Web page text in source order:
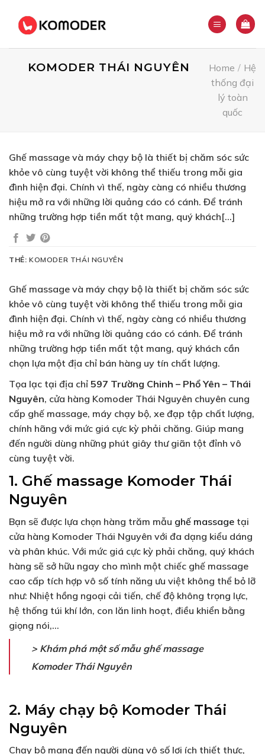
content
KOMODER THÁI NGUYÊN Home / Hệ
thống đại
lý toàn
quốc
Ghế massage và máy chạy bộ là thiết bị chăm sóc sức
khỏe vô cùng tuyệt vời không thể thiếu trong mỗi gia
đình hiện đại. Chính vì thế, ngày càng có nhiều thương
hiệu mở ra với những lời quảng cáo có cánh. Để tránh
những trường hợp tiền mất tật mang, quý khách[…]
THẺ: KOMODER THÁI NGUYÊN
Ghế massage và máy chạy bộ là thiết bị chăm sóc sức
khỏe vô cùng tuyệt vời không thể thiếu trong mỗi gia
đình hiện đại. Chính vì thế, ngày càng có nhiều thương
hiệu mở ra với những lời quảng cáo có cánh. Để tránh
những trường hợp tiền mất tật mang, quý khách cần
chọn lựa một địa chỉ bán hàng uy tín chất lượng.
Tọa lạc tại địa chỉ 597 Trường Chinh – Phổ Yên – Thái
Nguyên, cửa hàng Komoder Thái Nguyên chuyên cung
cấp ghế massage, máy chạy bộ, xe đạp tập chất lượng,
chính hãng với mức giá cực kỳ phải chăng. Giúp mang
đến người dùng những phút giây thư giãn tột đỉnh vô
cùng tuyệt vời.
1. Ghế massage Komoder Thái
Nguyên
Bạn sẽ được lựa chọn hàng trăm mẫu ghế massage tại
cửa hàng Komoder Thái Nguyên với đa dạng kiểu dáng
và phân khúc. Với mức giá cực kỳ phải chăng, quý khách
hàng sẽ sở hữu ngay cho mình một chiếc ghế massage
cao cấp tích hợp vô số tính năng ưu việt không thể bỏ lỡ
như: Nhiệt hồng ngoại cải tiến, chế độ không trọng lực,
hệ thống túi khí lớn, con lăn linh hoạt, điều khiển bằng
giọng nói,…
> Khám phá một số mẫu ghế massage
Komoder Thái Nguyên
2. Máy chạy bộ Komoder Thái
Nguyên
Chạy bộ mang đến người dùng vô số lợi ích thiết thực,